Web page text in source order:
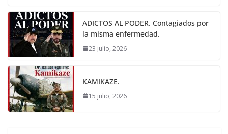
ADICTOS AL PODER. Contagiados por
la misma enfermedad.
23 julio, 2026
KAMIKAZE.
15 julio, 2026